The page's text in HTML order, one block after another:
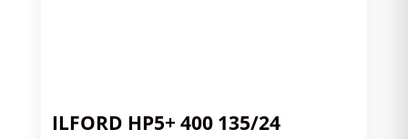
ILFORD HP5+ 400 135/24